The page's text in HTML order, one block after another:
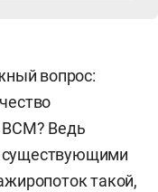
вопрос:
ВСМ? Ведь
существующими
такой,